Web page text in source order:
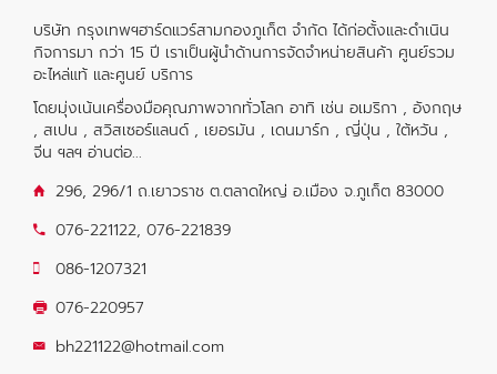
บริษัท กรุงเทพฯฮาร์ดแวร์สามกองภูเก็ต จำกัด ได้ก่อตั้งและดำเนิน
กิจการมา กว่า 15 ปี เราเป็นผู้นำด้านการจัดจำหน่ายสินค้า ศูนย์รวม
อะไหล่แท้ และศูนย์ บริการ
โดยมุ่งเน้นเครื่องมือคุณภาพจากทั่วโลก อาทิ เช่น อเมริกา , อังกฤษ
, สเปน , สวิสเซอร์แลนด์ , เยอรมัน , เดนมาร์ก , ญี่ปุ่น , ใต้หวัน ,
จีน ฯลฯ อ่านต่อ...
296, 296/1 ถ.เยาวราช ต.ตลาดใหญ่ อ.เมือง จ.ภูเก็ต 83000
076-221122, 076-221839
086-1207321
076-220957
bh221122@hotmail.com